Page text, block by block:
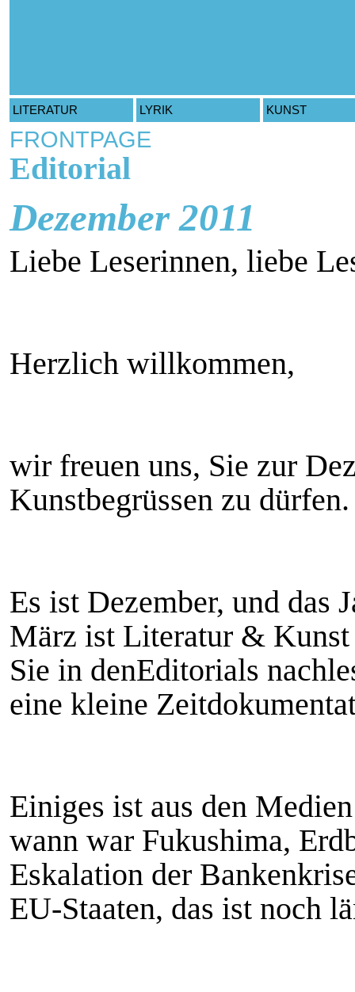
LITERATUR LYRIK KUNST
FRONTPAGE
Editorial
Dezember 2011
Liebe Leserinnen, liebe
Herzlich willkommen,
wir freuen uns, Sie zur
Kunstbegrüssen zu dürfen.
Es ist Dezember, und das
März ist Literatur &
Sie in denEditorials
eine kleine
Einiges ist aus den
wann war Fukushima,
Eskalation der
EU-Staaten, das ist noch